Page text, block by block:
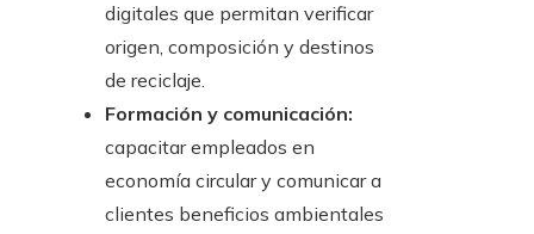
digitales que permitan verificar
origen, composición y destinos
de reciclaje.
Formación y comunicación:
capacitar empleados en
economía circular y comunicar a
clientes beneficios ambientales